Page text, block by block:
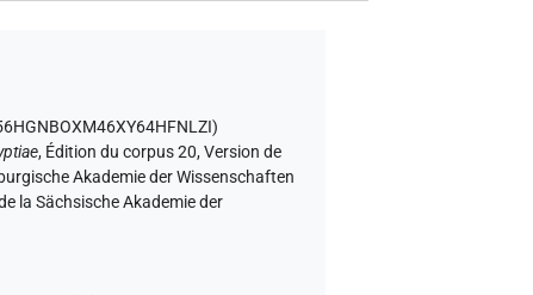
)
, Édition du corpus 20, Version de
Akademie der Wissenschaften
la Sächsische Akademie der